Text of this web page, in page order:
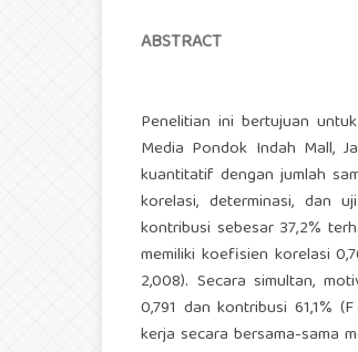
ABSTRACT
Penelitian ini bertujuan
Media Pondok Indah Mall,
kuantitatif dengan jumlah
korelasi, determinasi, dan
kontribusi sebesar 37,2%
memiliki koefisien korelasi
2,008). Secara simultan,
0,791 dan kontribusi 61,1%
kerja secara bersama-sama